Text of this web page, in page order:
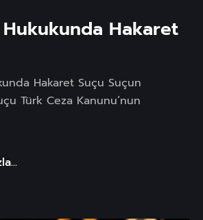
Hakaret
Hakaret Suçu Suçun
Türk Ceza Kanunu’nun